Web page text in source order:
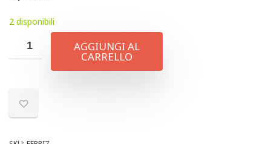
2 disponibili
AGGIUNGI AL
CARRELLO